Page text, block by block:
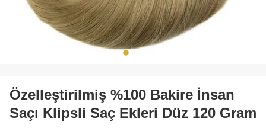
Özelleştirilmiş %100 Bakire İnsan
Saçı Klipsli Saç Ekleri Düz 120 Gram